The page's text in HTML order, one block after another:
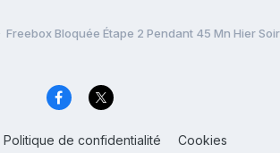
Freebox Bloquée Étape 2 Pendant 45 Mn Hier Soir
Politique de confidentialité Cookies